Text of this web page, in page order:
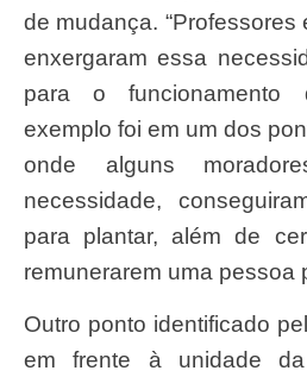
de mudança.
enxergaram essa
para o funcionamento
exemplo foi em um dos
onde alguns
necessidade,
para plantar, além de
remunerarem uma pessoa
Outro ponto identificado pelas ex-alunas ficava
em frente à unidade